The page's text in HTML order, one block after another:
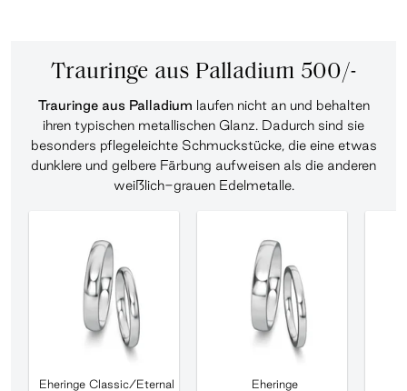
Trauringe aus Palladium 500/-
Trauringe aus Palladium laufen nicht an und behalten
ihren typischen metallischen Glanz. Dadurch sind sie
besonders pflegeleichte Schmuckstücke, die eine etwas
dunklere und gelbere Färbung aufweisen als die anderen
weißlich-grauen Edelmetalle.
Eheringe Classic/Eternal Eheringe